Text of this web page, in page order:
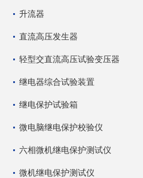
升流器
直流高压发生器
轻型交直流高压试验变压器
继电器综合试验装置
继电保护试验箱
微电脑继电保护校验仪
六相微机继电保护测试仪
微机继电保护测试仪